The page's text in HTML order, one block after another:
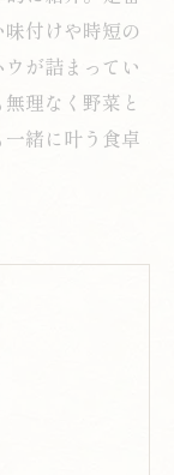
付けや時短の
が詰まってい
理なく野菜と
緒に叶う食卓